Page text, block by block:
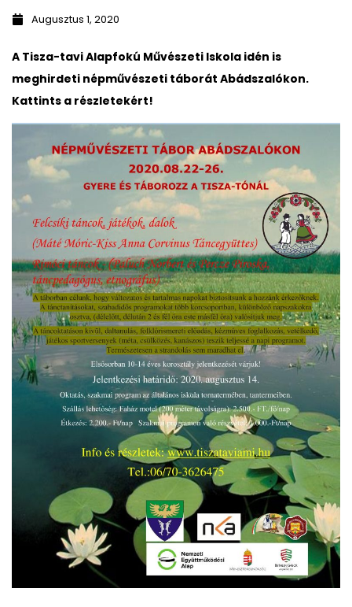
Augusztus 1, 2020
A Tisza-tavi Alapfokú Művészeti Iskola idén is
meghirdeti népművészeti táborát Abádszalókon.
Kattints a részletekért!